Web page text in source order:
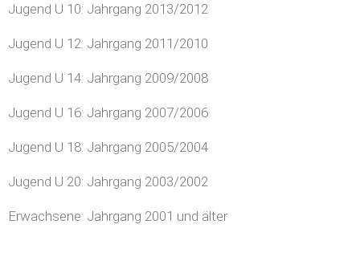
Jugend U 10: Jahrgang 2013/2012
Jugend U 12: Jahrgang 2011/2010
Jugend U 14: Jahrgang 2009/2008
Jugend U 16: Jahrgang 2007/2006
Jugend U 18: Jahrgang 2005/2004
Jugend U 20: Jahrgang 2003/2002
Erwachsene: Jahrgang 2001 und älter